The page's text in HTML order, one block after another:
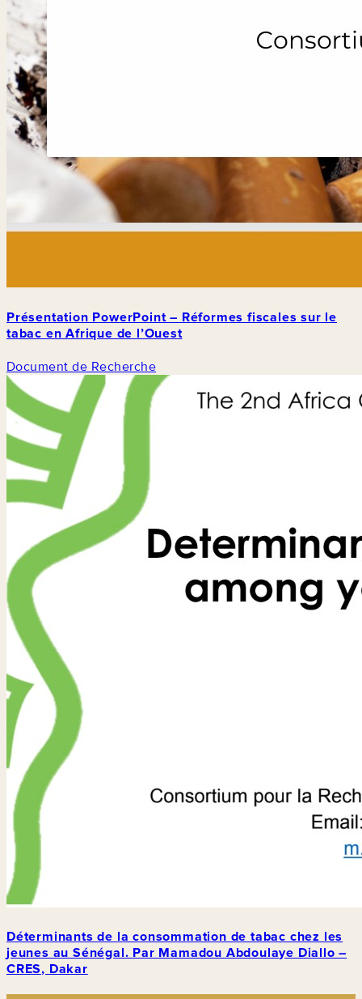
Présentation PowerPoint – Réformes fiscales sur le
tabac en Afrique de l’Ouest
Document de Recherche
Déterminants de la consommation de tabac chez les
jeunes au Sénégal. Par Mamadou Abdoulaye Diallo –
CRES, Dakar